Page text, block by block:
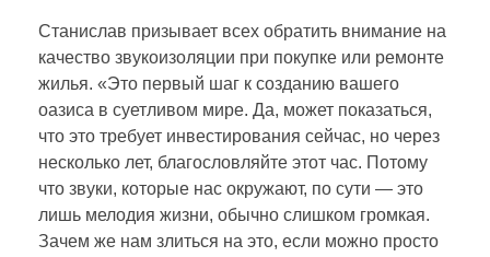
Станислав призывает всех обратить внимание на
качество звукоизоляции при покупке или ремонте
жилья. «Это первый шаг к созданию вашего
оазиса в суетливом мире. Да, может показаться,
что это требует инвестирования сейчас, но через
несколько лет, благословляйте этот час. Потому
что звуки, которые нас окружают, по сути — это
лишь мелодия жизни, обычно слишком громкая.
Зачем же нам злиться на это, если можно просто